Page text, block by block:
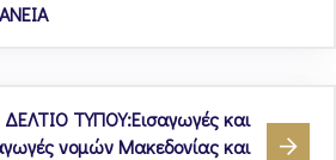
ΔΕΛΤΙΟ ΤΥΠΟΥ:Εισαγωγές και
νομών Μακεδονίας και